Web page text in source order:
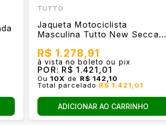
TUTTO
Jaqueta Motociclista
Masculina Tutto New Secca 3
R$ 1.278,91
à vista no boleto ou pix
POR: R$ 1.421,01
Ou10X de R$ 142,10
Total parcelado R$ 1.421,01
ADICIONAR AO CARRINHO